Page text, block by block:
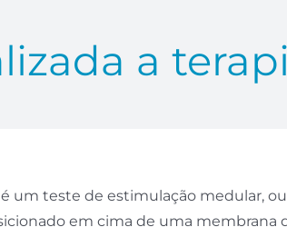
a
um teste de estimulação medular,
em cima de uma membrana